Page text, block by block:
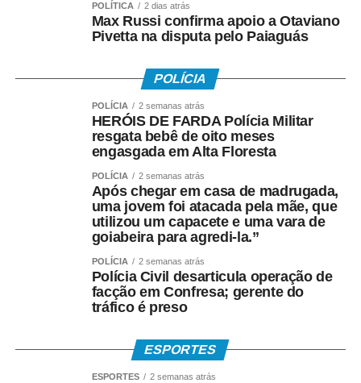
as pesquisas medem a intenção de voto no momento
em que são realizadas e não são “previsões nem
“Entre a entrevista e a
votação, eleitores
mudam de opinião,
deixam de votar ou
alteram seu
comportamento. Exigir
que uma pesquisa
acerte o resultado é
confundir ciência com
bola de cristal”, afirmou
a entidade.
POLÍTICA 2 dias atrás
Max Russi confirma apoio a Otaviano
Pivetta na disputa pelo Paiaguás
POLÍCIA
POLÍCIA 2 semanas atrás
HERÓIS DE FARDA Polícia Militar
resgata bebê de oito meses
engasgada em Alta Floresta
POLÍCIA 2 semanas atrás
Após chegar em casa de madrugada,
uma jovem foi atacada pela mãe, que
utilizou um capacete e uma vara de
goiabeira para agredi-la.”
POLÍCIA 2 semanas atrás
Polícia Civil desarticula operação de
facção em Confresa; gerente do
tráfico é preso
ESPORTES
ESPORTES 2 semanas atrás